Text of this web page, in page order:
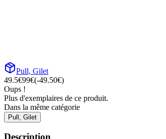
Pull, Gilet
49.5€99€(-49.50€)
Oups !
Plus d'exemplaires de ce produit.
Dans la même catégorie
Pull, Gilet
Description